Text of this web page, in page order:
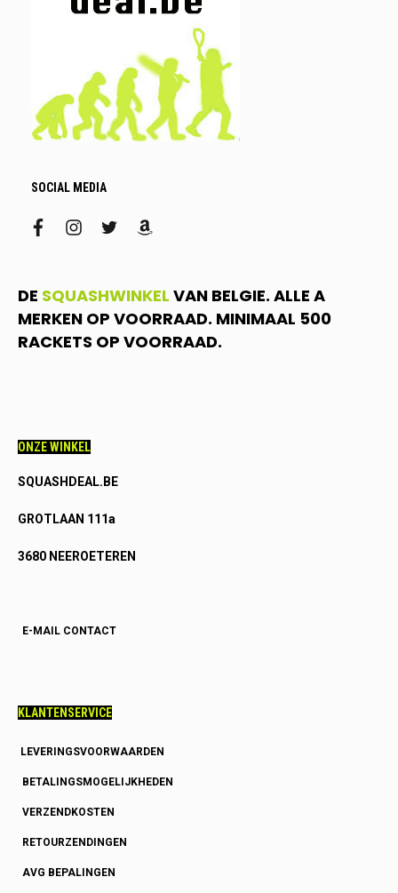
SOCIAL MEDIA
facebookinstagram
twitteramazon
DE SQUASHWINKEL VAN BELGIE. ALLE A
MERKEN OP VOORRAAD. MINIMAAL 500
RACKETS OP VOORRAAD.
ONZE WINKEL
SQUASHDEAL.BE
GROTLAAN 111a
3680 NEEROETEREN
E-MAIL CONTACT
KLANTENSERVICE
LEVERINGSVOORWAARDEN
BETALINGSMOGELIJKHEDEN
VERZENDKOSTEN
RETOURZENDINGEN
AVG BEPALINGEN